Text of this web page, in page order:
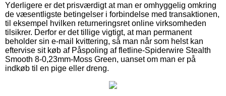
Yderligere er det prisværdigt at man er omhyggelig omkring
de væsentligste betingelser i forbindelse med transaktionen,
til eksempel hvilken returneringsret online virksomheden
tilsikrer. Derfor er det tillige vigtigt, at man permanent
beholder sin e-mail kvittering, så man når som helst kan
eftervise sit køb af Påspoling af fletline-Spiderwire Stealth
Smooth 8-0,23mm-Moss Green, uanset om man er på
indkøb til en pige eller dreng.